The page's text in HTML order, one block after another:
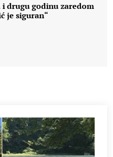
drugu godinu zaredom
je siguran“